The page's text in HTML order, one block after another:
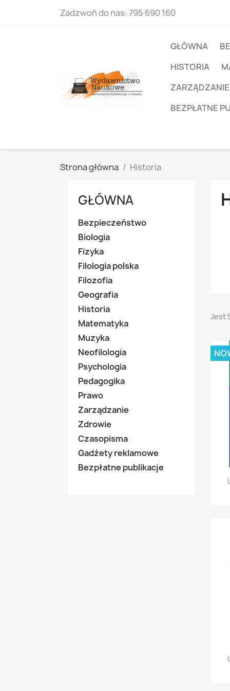
Zadzwoń do nas:795 690 160
GŁÓWNA
HISTORIA
ZARZĄDZANIE
BEZPŁATNE
Strona główna Historia
GŁÓWNA
Bezpieczeństwo
Biologia
Fizyka
Filologia polska
Filozofia
Geografia
Historia
Matematyka
Muzyka
Neofilologia
Psychologia
Pedagogika
Prawo
Zarządzanie
Zdrowie
Czasopisma
Gadżety reklamowe
Bezpłatne publikacje
Jest